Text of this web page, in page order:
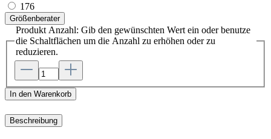
176
Größenberater
Produkt Anzahl: Gib den gewünschten Wert ein oder benutze
die Schaltflächen um die Anzahl zu erhöhen oder zu
reduzieren.
In den Warenkorb
Beschreibung